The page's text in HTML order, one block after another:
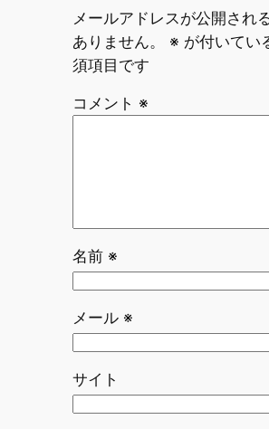
メールアドレスが公開され
ありません。
※ が付いてい
須項目です
コメント ※
名前 ※
メール ※
サイト